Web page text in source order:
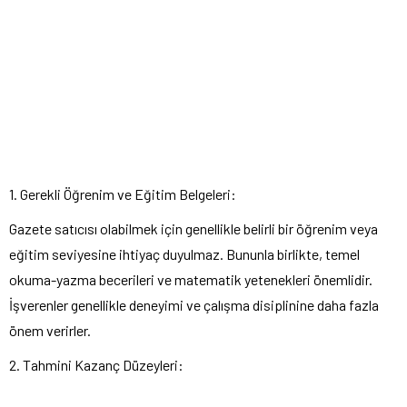
1. Gerekli Öğrenim ve Eğitim Belgeleri:
Gazete satıcısı olabilmek için genellikle belirli bir öğrenim veya
eğitim seviyesine ihtiyaç duyulmaz. Bununla birlikte, temel
okuma-yazma becerileri ve matematik yetenekleri önemlidir.
İşverenler genellikle deneyimi ve çalışma disiplinine daha fazla
önem verirler.
2. Tahmini Kazanç Düzeyleri: